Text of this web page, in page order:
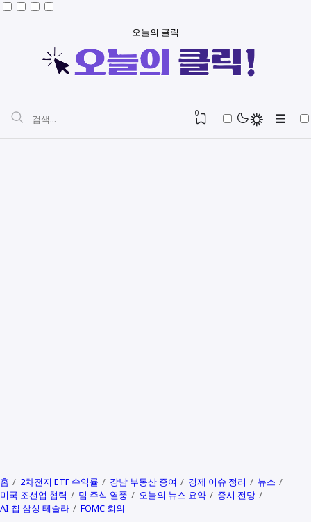
오늘의 클릭
0
홈 2차전지 ETF 수익률 강남 부동산 증여 경제 이슈 정리
뉴스
미국 조선업 협력
밈 주식 열풍 오늘의 뉴스 요약
증시 전망
AI 칩 삼성 테슬라
FOMC 회의